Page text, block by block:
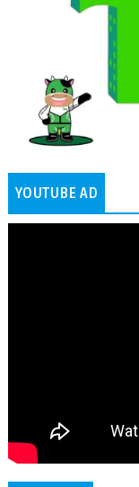
YOUTUBE AD